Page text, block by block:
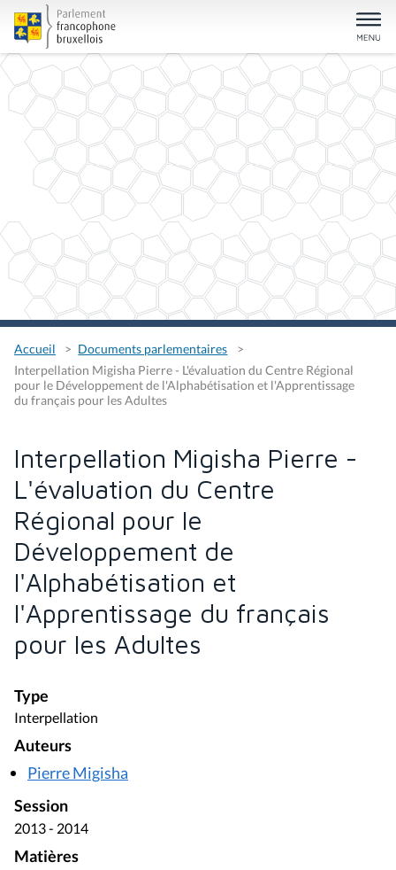
Accueil
Documents parlementaires
Interpellation Migisha Pierre - L'évaluation du Centre Régional
pour le Développement de l'Alphabétisation et l'Apprentissage
du français pour les Adultes
Interpellation Migisha Pierre -
L'évaluation du Centre
Régional pour le
Développement de
l'Alphabétisation et
l'Apprentissage du français
pour les Adultes
Type
Interpellation
Auteurs
Pierre Migisha
Session
2013 - 2014
Matières